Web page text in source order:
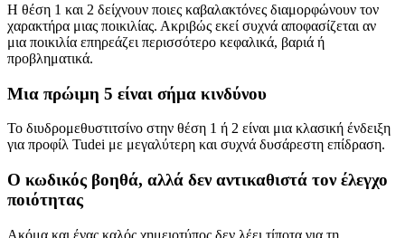
Η θέση 1 και 2 δείχνουν ποιες καβαλακτόνες διαμορφώνουν τον
χαρακτήρα μιας ποικιλίας. Ακριβώς εκεί συχνά αποφασίζεται αν
μια ποικιλία επηρεάζει περισσότερο κεφαλικά, βαριά ή
προβληματικά.
Μια πρώιμη 5 είναι σήμα κινδύνου
Το διυδρομεθυστιτσίνο στην θέση 1 ή 2 είναι μια κλασική ένδειξη
για προφίλ Tudei με μεγαλύτερη και συχνά δυσάρεστη επίδραση.
Ο κωδικός βοηθά, αλλά δεν αντικαθιστά τον έλεγχο
ποιότητας
Ακόμα και ένας καλός χημειοτύπος δεν λέει τίποτα για τη